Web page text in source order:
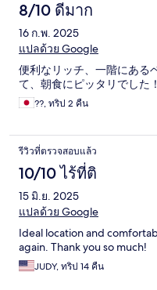
8/10 ดีมาก
16 ก.พ. 2025
แปลด้วย Google
便利なリッチ、一階にある
て、朝食にピッタリでした！
??, ทริป 2 คืน
รีวิวที่ตรวจสอบแล้ว
10/10 ไร้ที่ติ
15 มิ.ย. 2025
แปลด้วย Google
Ideal location and
again. Thank you so much!
JUDY, ทริป 14 คืน